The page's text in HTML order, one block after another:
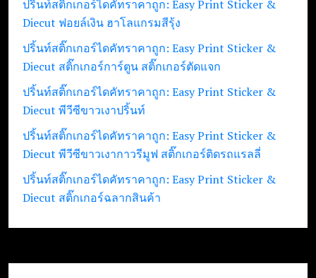
ปริ้นท์สติ๊กเกอร์ไดคัทราคาถูก: Easy Print Sticker &
Diecut ฟอยล์เงิน ฮาโลแกรมสีรุ้ง
ปริ้นท์สติ๊กเกอร์ไดคัทราคาถูก: Easy Print Sticker &
Diecut สติ๊กเกอร์การ์ตูน สติ๊กเกอร์ตัดแจก
ปริ้นท์สติ๊กเกอร์ไดคัทราคาถูก: Easy Print Sticker &
Diecut พีวีซีขาวเงาปริ้นท์
ปริ้นท์สติ๊กเกอร์ไดคัทราคาถูก: Easy Print Sticker &
Diecut พีวีซีขาวเงากาวรีมูฟ สติ๊กเกอร์ติดรถแรลลี่
ปริ้นท์สติ๊กเกอร์ไดคัทราคาถูก: Easy Print Sticker &
Diecut สติ๊กเกอร์ฉลากสินค้า